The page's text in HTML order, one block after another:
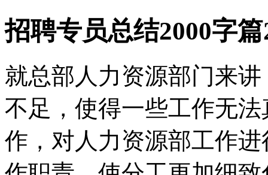
招聘专员总结2000字篇
就总部人力资源部门来
不足，使得一些工作无
作，对人力资源部工作